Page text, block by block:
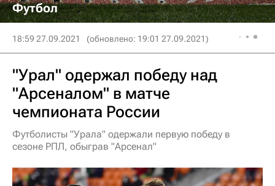
Футбол
18:59 27.09.2021 (обновлено: 19:01 27.09.2021)
"Урал" одержал победу над
"Арсеналом" в матче
чемпионата России
Футболисты "Урала" одержали первую победу в
сезоне РПЛ, обыграв "Арсенал"